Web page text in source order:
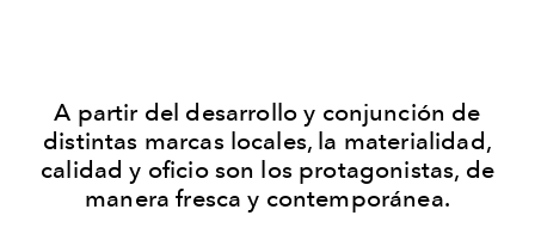
A partir del desarrollo y conjunción de
distintas marcas locales, la materialidad,
calidad y oficio son los protagonistas, de
manera fresca y contemporánea.